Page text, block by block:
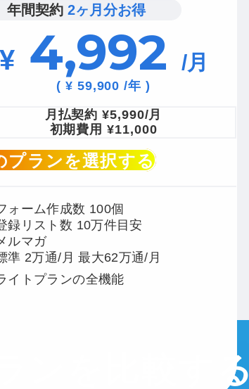
年間契約 2ヶ月分お得
¥4,992 /月
( ¥ 59,900 /年 )
月払契約 ¥5,990/月
初期費用 ¥11,000
プランを選択する
ォーム作成数 100個
録リスト数 10万件目安
ルマガ
準 2万通/月 最大62万通/月
イトプランの全機能
ンを比較する